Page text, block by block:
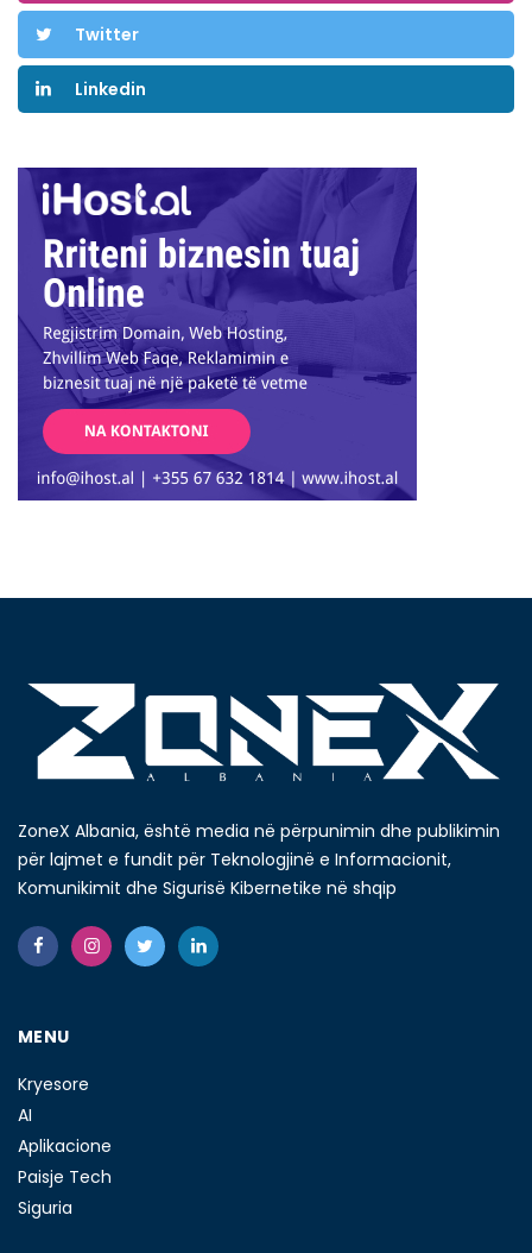
Twitter
Linkedin
ZoneX Albania, është media në përpunimin dhe publikimin
për lajmet e fundit për Teknologjinë e Informacionit,
Komunikimit dhe Sigurisë Kibernetike në shqip
MENU
Kryesore
AI
Aplikacione
Paisje Tech
Siguria